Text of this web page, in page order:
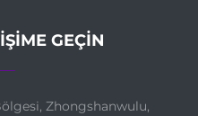
GEÇIN
Zhongshanwulu,